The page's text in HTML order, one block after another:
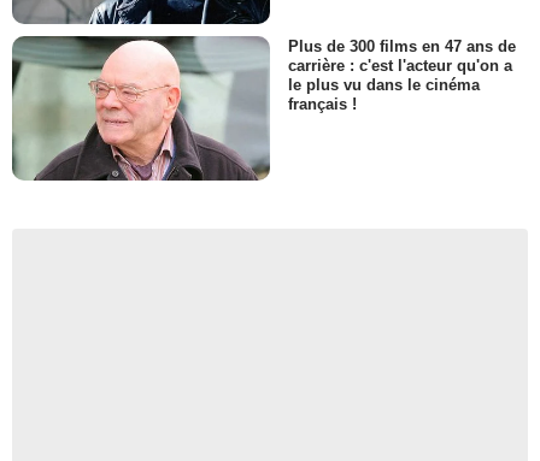
Plus de 300 films en 47 ans de
carrière : c'est l'acteur qu'on a
le plus vu dans le cinéma
français !